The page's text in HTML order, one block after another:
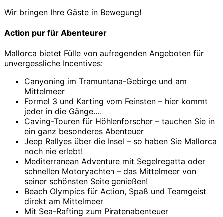
Wir bringen Ihre Gäste in Bewegung!
Action pur für Abenteurer
Mallorca bietet Fülle von aufregenden Angeboten für
unvergessliche Incentives:
Canyoning im Tramuntana-Gebirge und am
Mittelmeer
Formel 3 und Karting vom Feinsten – hier kommt
jeder in die Gänge….
Caving-Touren für Höhlenforscher – tauchen Sie in
ein ganz besonderes Abenteuer
Jeep Rallyes über die Insel – so haben Sie Mallorca
noch nie erlebt!
Mediterranean Adventure mit Segelregatta oder
schnellen Motoryachten – das Mittelmeer von
seiner schönsten Seite genießen!
Beach Olympics für Action, Spaß und Teamgeist
direkt am Mittelmeer
Mit Sea-Rafting zum Piratenabenteuer